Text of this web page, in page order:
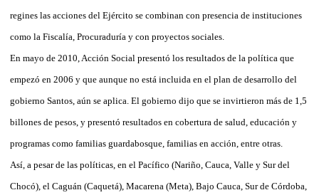
regines las acciones del Ejército se combinan con presencia de instituciones
como la Fiscalía, Procuraduría y con proyectos sociales.
En mayo de 2010, Acción Social presentó los resultados de la política que
empezó en 2006 y que aunque no está incluida en el plan de desarrollo del
gobierno Santos, aún se aplica. El gobierno dijo que se invirtieron más de 1,5
billones de pesos, y presentó resultados en cobertura de salud, educación y
programas como familias guardabosque, familias en acción, entre otras.
Así, a pesar de las políticas, en el Pacífico (Nariño, Cauca, Valle y Sur del
Chocó), el Caguán (Caquetá), Macarena (Meta), Bajo Cauca, Sur de Córdoba,